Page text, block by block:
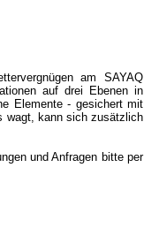
am SAYAQ
auf drei Ebenen in
Elemente - gesichert mit
wagt, kann sich zusätzlich
und Anfragen bitte per